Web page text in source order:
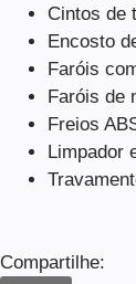
Cintos de
Encosto
Faróis
Faróis de
Freios
Limpador
Compartilhe: